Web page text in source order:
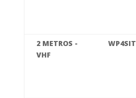
2 METROS -
VHF
WP4SIT